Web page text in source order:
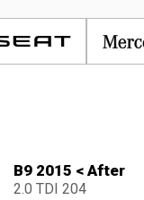
B9 2015 < After
2.0 TDI 204